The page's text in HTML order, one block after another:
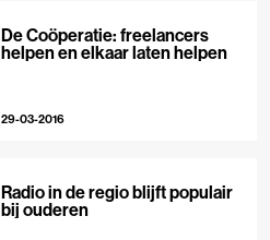
De Coöperatie: freelancers
helpen en elkaar laten helpen
29-03-2016
Radio in de regio blijft populair
bij ouderen